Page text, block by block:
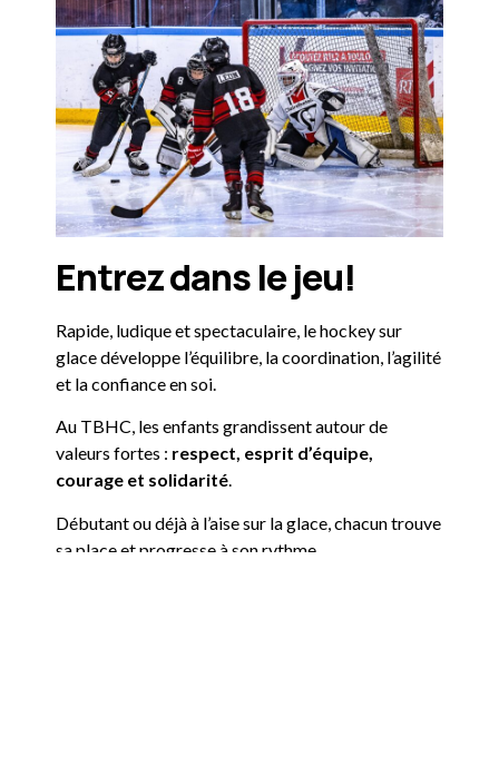
Entrez dans le jeu!
Rapide, ludique et spectaculaire, le hockey sur
glace développe l’équilibre, la coordination, l’agilité
et la confiance en soi.
Au TBHC, les enfants grandissent autour de
valeurs fortes : respect, esprit d’équipe,
courage et solidarité.
Débutant ou déjà à l’aise sur la glace, chacun trouve
sa place et progresse à son rythme.